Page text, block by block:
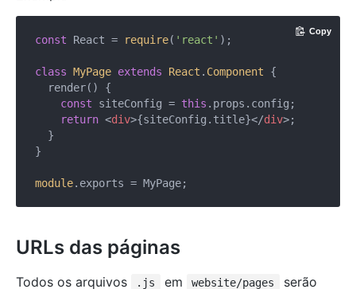
const React = require( 'react' );
class MyPage extends React . Component
{
  render() {
const siteConfig = this .props.config;
return <div>{siteConfig.title}</div>;
  }
}
module
Copy
URLs das páginas
Todos os arquivos .js em website/pages
serão